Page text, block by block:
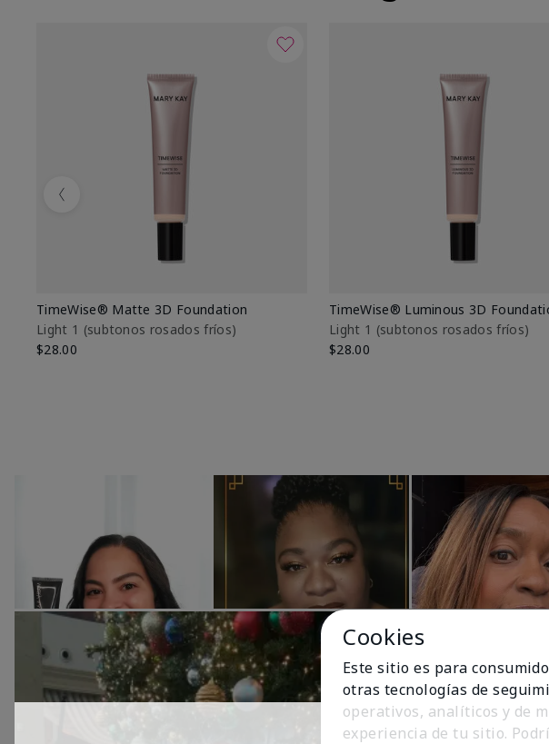
TimeWise® Matte 3D Foundation
Light 1​ (subtonos rosados fríos)
$28.00
TimeWise® Luminous 3D
Light 1​ (subtonos rosados fríos)
$28.00
Previous
Cookies
Este sitio es para
otras tecnologías de
operativos, analíticos y de
experiencia de tu sitio.